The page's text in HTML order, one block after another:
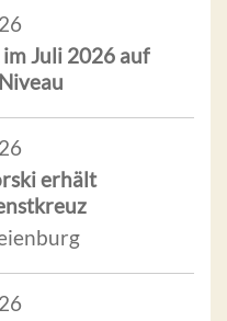
Juli 2026 auf
erhält